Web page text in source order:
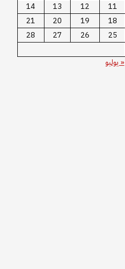
11
12
13
14
18
19
20
21
25
26
27
28
« يوليو